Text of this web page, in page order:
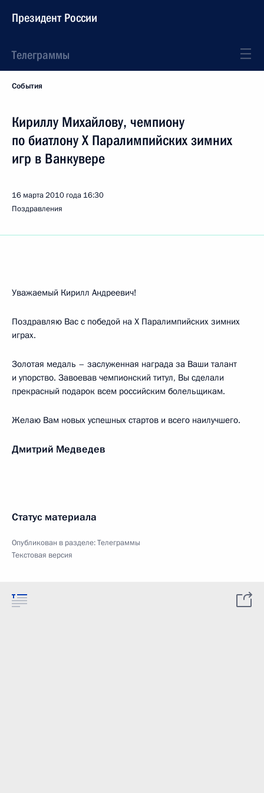
Президент России
Телеграммы
События
Кириллу Михайлову, чемпиону
по биатлону X Паралимпийских зимних
игр в Ванкувере
16 марта 2010 года 16:30
Поздравления
Уважаемый Кирилл Андреевич!
Поздравляю Вас с победой на X Паралимпийских зимних
играх.
Золотая медаль – заслуженная награда за Ваши талант
и упорство. Завоевав чемпионский титул, Вы сделали
прекрасный подарок всем российским болельщикам.
Желаю Вам новых успешных стартов и всего наилучшего.
Дмитрий Медведев
Статус материала
Опубликован в разделе:Телеграммы
Текстовая версия